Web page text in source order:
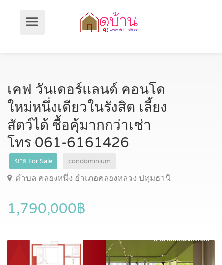
เคฟ วันเดอร์แลนด์ คอนโด
ใหม่หนึ่งเดียวในรังสิต เลี้ยง
สัตว์ได้ ซื้อคุ้มากกว่าเช่า
โทร 061-6161426
ขาย For Sale condominium
ตำบล คลองหนึ่ง อำเภอคลองหลวง ปทุมธานี
1,790,000฿